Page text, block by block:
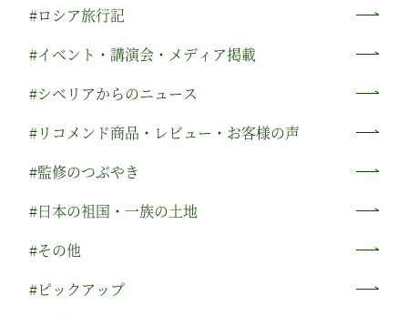
り
#ロシア旅行記
#イベント・講演会・メディア掲載
#シベリアからのニュース
#リコメンド商品・レビュー・お客様の声
#監修のつぶやき
#日本の祖国・一族の土地
#その他
#ピックアップ